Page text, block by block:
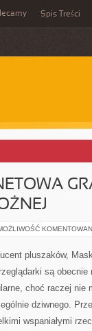
Spis Treści
pluszaków,
są
choć raczej nie
dziwnego.
wspaniałymi